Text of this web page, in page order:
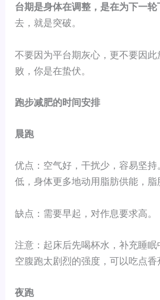
台期是身体在调整，是在为下一
去，就是突破。
不要因为平台期灰心，更不要因
败，你是在蛰伏。
跑步减肥的时间安排
晨跑
优点：空气好，干扰少，容易坚
低，身体更多地动用脂肪供能，脂
缺点：需要早起，对作息要求高。
注意：起床后先喝杯水，补充睡
空腹跑太剧烈的强度，可以吃点香
夜跑